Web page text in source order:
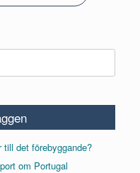
till det förebyggande?
om Portugal